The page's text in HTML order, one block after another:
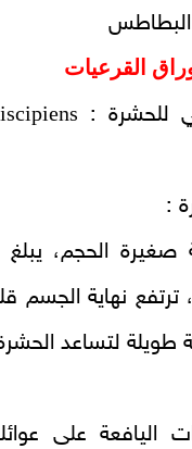
البطاطس
القرعيات
للحشرة :
:
ترتفع نهاية الجسم
طويلة لتساعد
اليافعة على